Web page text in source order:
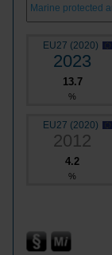
EU27 (2020)
2023
13.7
%
EU27 (2020)
2012
4.2
%